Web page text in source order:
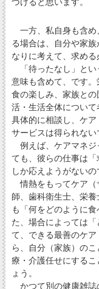
づけると思います。
一方、私自身も含め
る場合は、自分や家
なりに考えて、求める
「待ったなし」とい
意味も含めて、です
食の楽しみ、家族と
活・生活全体につい
具体的に相談し、ケ
サービスは得られない
例えば、ケアマネジ
ても、彼らの仕事は
しか応えようがないの
情熱をもってケア（
師、歯科衛生士、栄
も「何をどのように
た、場合によっては
て、できる最善のケ
ら、自分（家族）の
療・介護任せにする
ょう。
かつて別の健康雑誌